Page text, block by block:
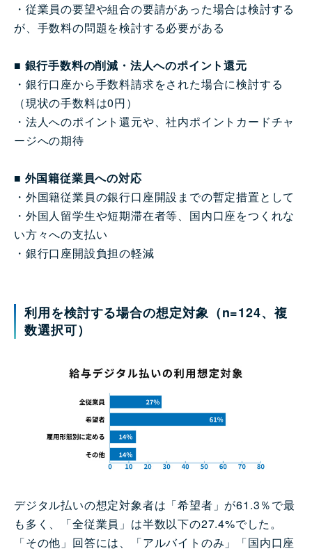
・従業員の要望や組合の要請があった場合は検討する
が、手数料の問題を検討する必要がある
■ 銀行手数料の削減・法人へのポイント還元
・銀行口座から手数料請求をされた場合に検討する
（現状の手数料は0円）
・法人へのポイント還元や、社内ポイントカードチャ
ージへの期待
■ 外国籍従業員への対応
・外国籍従業員の銀行口座開設までの暫定措置として
・外国人留学生や短期滞在者等、国内口座をつくれな
い方々への支払い
・銀行口座開設負担の軽減
利用を検討する場合の想定対象 （n=124、複
数選択可）
デジタル払いの想定対象者は「希望者」が61.3％で最
も多く、「全従業員」は半数以下の27.4%でした。
「その他」回答には、「アルバイトのみ」「国内口座